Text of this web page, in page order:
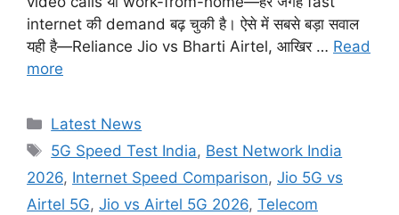
internet की demand बढ़ चुकी है। ऐसे में सबसे बड़ा सवाल
यही है—Reliance Jio vs Bharti Airtel, आखिर … Read
more
Categories
Latest News
Tags
5G Speed Test India, Best Network India
2026, Internet Speed Comparison, Jio 5G vs
Airtel 5G, Jio vs Airtel 5G 2026, Telecom